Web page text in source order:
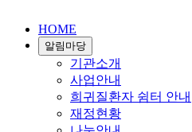
HOME
알림마당
기관소개
사업안내
희귀질환자 쉼터 안내
재정현황